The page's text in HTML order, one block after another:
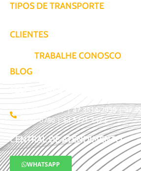
TIPOS DE TRANSPORTE
CLIENTES
TRABALHE CONOSCO
BLOG
TELEVENDAS / COTAÇÃO
11 3509-9987 | 47 3514-2930 | 47
3441-0780 | 54 3771-2422
CENTRAL DE ATENDIMENTO
WHATSAPP